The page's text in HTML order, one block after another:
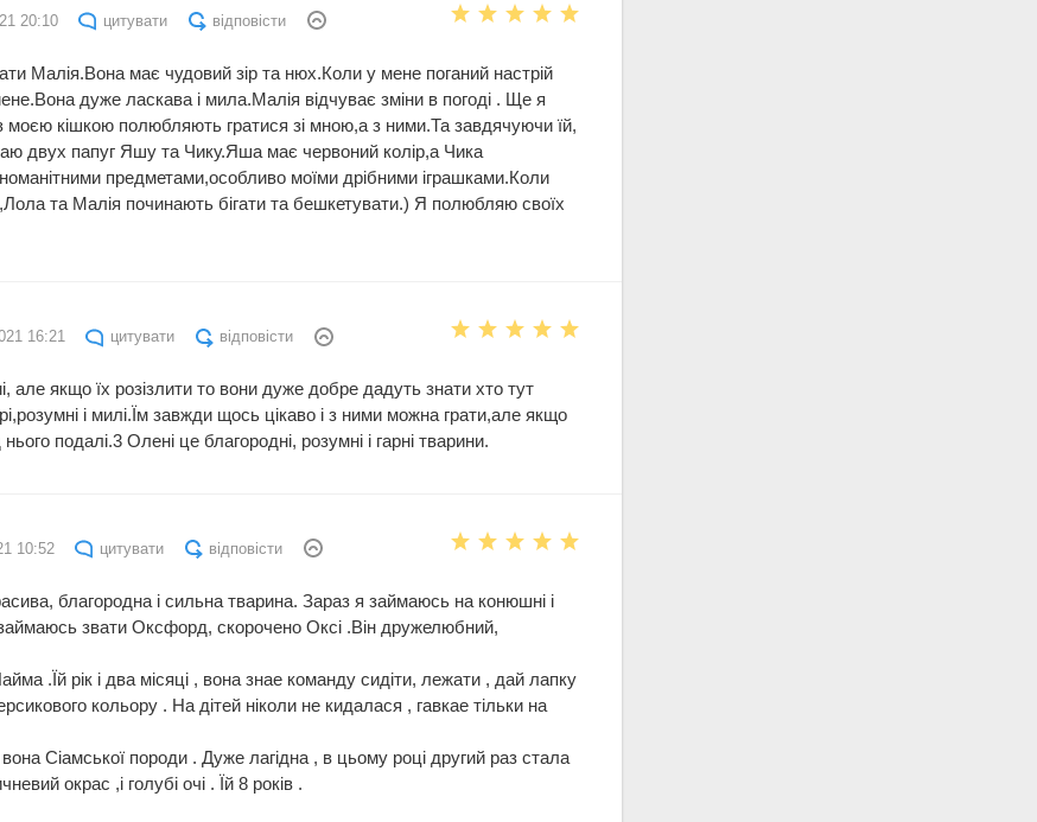
20:10 цитувати відповісти
Малія.Вона має чудовий зір та нюх.Коли у мене поганий настрій
дуже ласкава і мила.Малія відчуває зміни в погоді . Ще я
кішкою полюбляють гратися зі мною,а з ними.Та завдячуючи їй,
двух папуг Яшу та Чику.Яша має червоний колір,а Чика
предметами,особливо моїми дрібними іграшками.Коли
та Малія починають бігати та бешкетувати.) Я полюбляю своїх
16:21 цитувати відповісти
але якщо їх розізлити то вони дуже добре дадуть знати хто тут
і милі.Їм завжди щось цікаво і з ними можна грати,але якщо
подалі.3 Олені це благородні, розумні і гарні тварини.
10:52 цитувати відповісти
благородна і сильна тварина. Зараз я займаюсь на конюшні і
звати Оксфорд, скорочено Оксі .Він дружелюбний,
.Їй рік і два місяці , вона знае команду сидіти, лежати , дай лапку
кольору . На дітей ніколи не кидалася , гавкае тільки на
Сіамської породи . Дуже лагідна , в цьому році другий раз стала
окрас ,і голубі очі . Їй 8 років .